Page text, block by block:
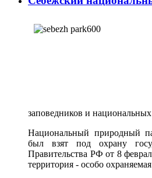
заповедников и
Национальный природный
был взят под охрану
Правительства РФ от 8
территория - особо